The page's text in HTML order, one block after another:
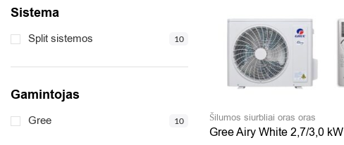
Sistema
Split sistemos 10
Gamintojas
Gree 10 Šilumos siurbliai oras oras
Gree Airy White 2,7/3,0 kW